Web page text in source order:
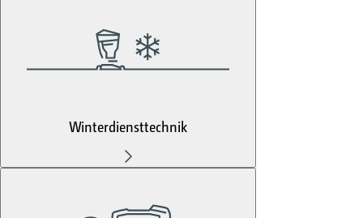
Winterdiensttechnik